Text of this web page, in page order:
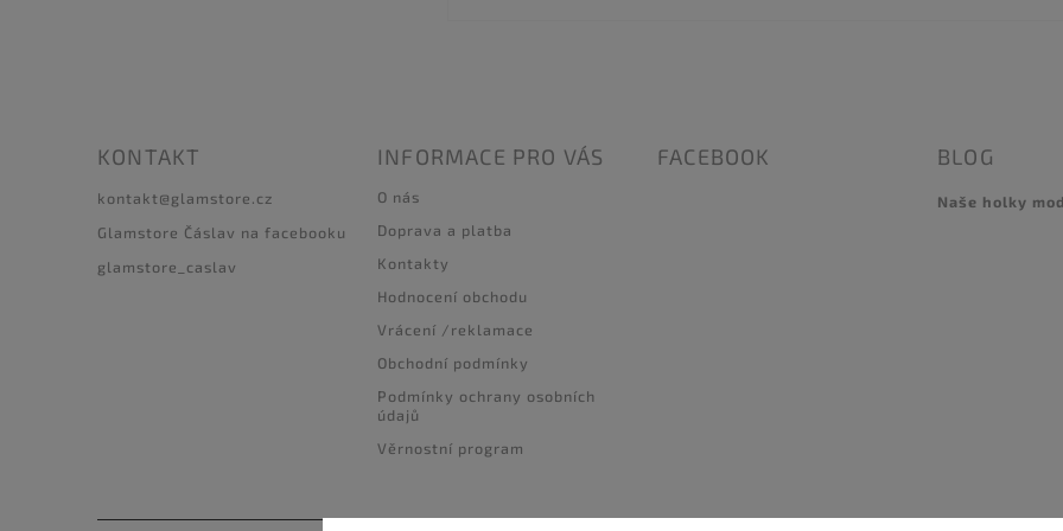
KONTAKT
kontakt@glamstore.cz
Glamstore Čáslav na facebooku
glamstore_caslav
INFORMACE PRO VÁS
O nás
Doprava a platba
Kontakty
Hodnocení obchodu
Vrácení /reklamace
Obchodní podmínky
Podmínky ochrany osobních
údajů
Věrnostní program
FACEBOOK BLOG
Naše holky